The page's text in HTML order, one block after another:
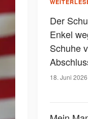
Der
Enkel
Schuhe
betreten
18. Juni 2026